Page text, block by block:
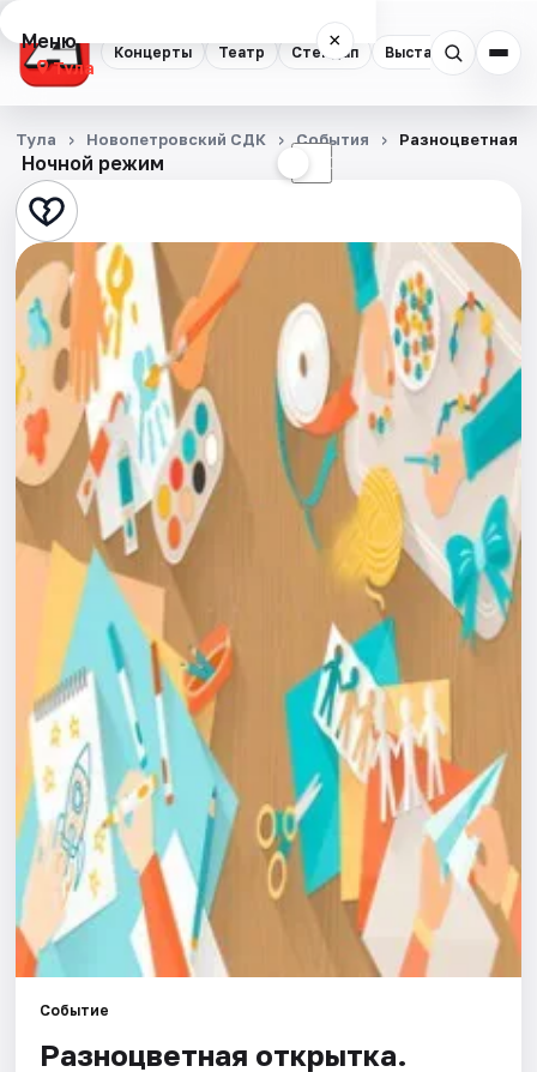
Концерты Театр Стендап Выставки
Меню ×
Тула
Концерты
Театр
Стендап
Выставки
Квесты
Экскурсии
Спорт
События
Города
Площадки
Артисты
Рейтинги
Ночной режим ☾
Тула Новопетровский СДК События Разноцветная
Событие
Разноцветная открытка.